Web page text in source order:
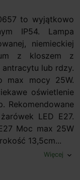
to wyjątkowo
IP54. Lampa
niemieckiej
z kloszem z
lub rdzy.
max mocy 25W.
oświetlenie
Rekomendowane
LED E27.
Moc max 25W
13,5cm...
Więcej expand_more